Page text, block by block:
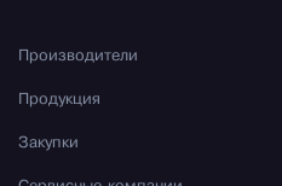
Производители
Продукция
Закупки